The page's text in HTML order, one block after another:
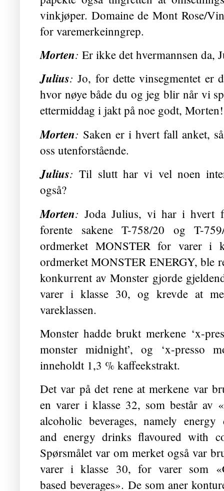
vinkjøper. Domaine de Mont Rose/
for varemerkeinngrep.
Morten: Er ikke det hvermannsen da,
Julius: Jo, for dette vinsegmentet er
hvor nøye både du og jeg blir når vi
ettermiddag i jakt på noe godt, Morten!
Morten: Saken er i hvert fall anket,
oss utenforstående.
Julius:Til slutt har vi vel noen
også?
Morten:Joda Julius, vi har i hvert
forente sakene T-758/20 og T-
ordmerket MONSTER for varer i
ordmerket MONSTER ENERGY, ble
konkurrent av Monster gjorde
varer i klasse 30, og krevde at
vareklassen.
Monster hadde brukt merkene ‘x-
monster midnight’, og ‘x-presso
inneholdt 1,3 % kaffeekstrakt.
Det var på det rene at merkene var
en varer i klasse 32, som består av
alcoholic beverages, namely energy
and energy drinks flavoured with
Spørsmålet var om merket også var
varer i klasse 30, for varer som
based beverages». De som aner